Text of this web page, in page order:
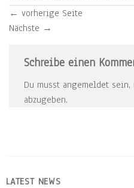
← vorherige Seite
Nächste →
Schreibe einen
Du musst angemeldet sein,
abzugeben.
LATEST NEWS